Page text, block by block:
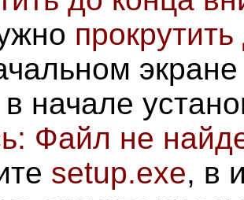
начале
Файл не
setup.exe, в